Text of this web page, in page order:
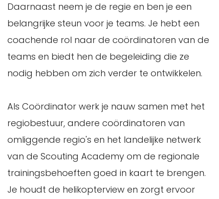
Daarnaast neem je de regie en ben je een
belangrijke steun voor je teams. Je hebt een
coachende rol naar de coördinatoren van de
teams en biedt hen de begeleiding die ze
nodig hebben om zich verder te ontwikkelen.
Als Coördinator werk je nauw samen met het
regiobestuur, andere coördinatoren van
omliggende regio's en het landelijke netwerk
van de Scouting Academy om de regionale
trainingsbehoeften goed in kaart te brengen.
Je houdt de helikopterview en zorgt ervoor